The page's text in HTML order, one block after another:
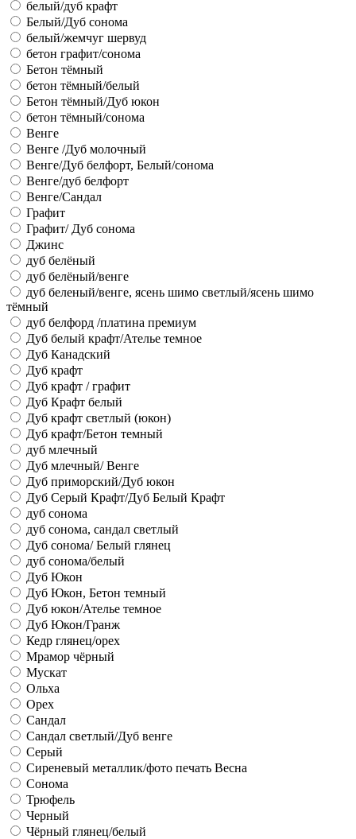
белый/дуб крафт
Белый/Дуб сонома
белый/жемчуг шервуд
бетон графит/сонома
Бетон тёмный
бетон тёмный/белый
Бетон тёмный/Дуб юкон
бетон тёмный/сонома
Венге
Венге /Дуб молочный
Венге/Дуб белфорт, Белый/сонома
Венге/дуб белфорт
Венге/Сандал
Графит
Графит/ Дуб сонома
Джинс
дуб белёный
дуб белёный/венге
дуб беленый/венге, ясень шимо светлый/ясень шимо
тёмный
дуб белфорд /платина премиум
Дуб белый крафт/Ателье темное
Дуб Канадский
Дуб крафт
Дуб крафт / графит
Дуб Крафт белый
Дуб крафт светлый (юкон)
Дуб крафт/Бетон темный
дуб млечный
Дуб млечный/ Венге
Дуб приморский/Дуб юкон
Дуб Серый Крафт/Дуб Белый Крафт
дуб сонома
дуб сонома, сандал светлый
Дуб сонома/ Белый глянец
дуб сонома/белый
Дуб Юкон
Дуб Юкон, Бетон темный
Дуб юкон/Ателье темное
Дуб Юкон/Гранж
Кедр глянец/орех
Мрамор чёрный
Мускат
Ольха
Орех
Сандал
Сандал светлый/Дуб венге
Серый
Сиреневый металлик/фото печать Весна
Сонома
Трюфель
Черный
Чёрный глянец/белый